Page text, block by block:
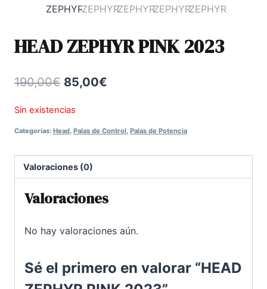
HEAD ZEPHYR PINK 2023
190,00€ El
era:
190,00€.
85,00€
es:
85,00€.
Sin existencias
Categorías: Head, Palas de Control, Palas de Potencia
Valoraciones (0)
Valoraciones
No hay valoraciones aún.
Sé el primero en valorar “HEAD